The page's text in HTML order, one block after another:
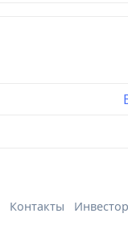
Контакты